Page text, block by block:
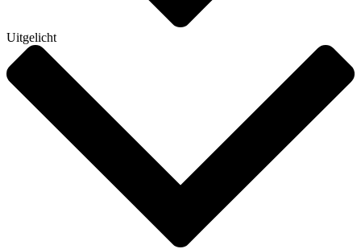
Uitgelicht